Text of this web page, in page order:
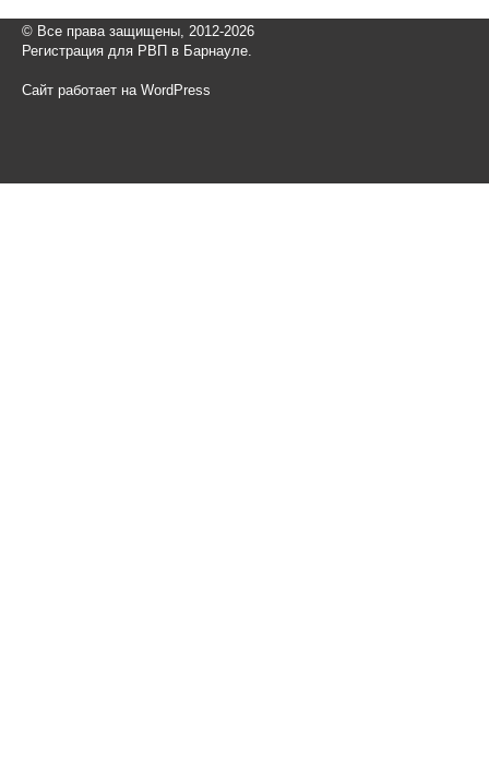
© Все права защищены, 2012-2026
Регистрация для РВП в Барнауле.
Сайт работает на WordPress